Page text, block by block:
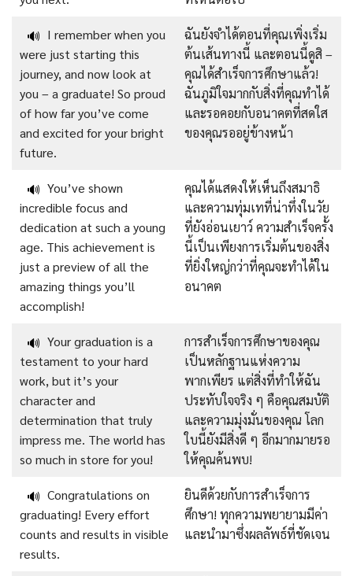
🔊 I remember when you
were just starting this
journey, and now look at
you – a graduate! So proud
of how far you’ve come
and excited for your bright
future.
ฉันยังจำได้ตอนที่คุณเพิ่งเริ่ม
ต้นเส้นทางนี้ และตอนนี้ดูสิ –
คุณได้สำเร็จการศึกษาแล้ว!
ฉันภูมิใจมากกับสิ่งที่คุณทำได้
และรอคอยกับอนาคตที่สดใส
ของคุณรออยู่ข้างหน้า
🔊 You’ve shown
incredible focus and
dedication at such a young
age. This achievement is
just a preview of all the
amazing things you’ll
accomplish!
คุณได้แสดงให้เห็นถึงสมาธิ
และความทุ่มเทที่น่าทึ่งในวัย
ที่ยังอ่อนเยาว์ ความสำเร็จครั้ง
นี้เป็นเพียงการเริ่มต้นของสิ่ง
ที่ยิ่งใหญ่กว่าที่คุณจะทำได้ใน
อนาคต
🔊 Your graduation is a
testament to your hard
work, but it’s your
character and
determination that truly
impress me. The world has
so much in store for you!
การสำเร็จการศึกษาของคุณ
เป็นหลักฐานแห่งความ
พากเพียร แต่สิ่งที่ทำให้ฉัน
ประทับใจจริง ๆ คือคุณสมบัติ
และความมุ่งมั่นของคุณ โลก
ใบนี้ยังมีสิ่งดี ๆ อีกมากมายรอ
ให้คุณค้นพบ!
🔊 Congratulations on
graduating! Every effort
counts and results in visible
results.
ยินดีด้วยกับการสำเร็จการ
ศึกษา! ทุกความพยายามมีค่า
และนำมาซึ่งผลลัพธ์ที่ชัดเจน